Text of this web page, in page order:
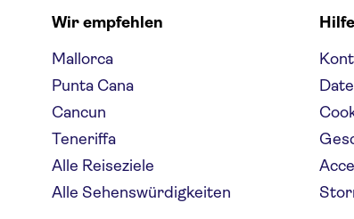
Wir empfehlen
Mallorca
Punta Cana
Cancun
Teneriffa
Alle Reiseziele
Alle Sehenswürdigkeiten
Hilfe